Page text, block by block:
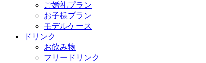
ご婚礼プラン
お子様プラン
モデルケース
ドリンク
お飲み物
フリードリンク